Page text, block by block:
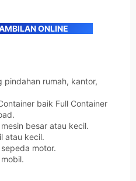
ONLINE
pindahan rumah, kantor,
baik Full Container
besar atau kecil.
atau kecil.
motor.